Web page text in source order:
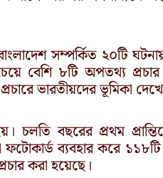
সম্পর্কিত ২০টি
বেশি ৮টি অপতথ্য
ভারতীয়দের ভূমিকা
চলতি বছরের প্রথম
ব্যবহার করে
করা হয়েছে।